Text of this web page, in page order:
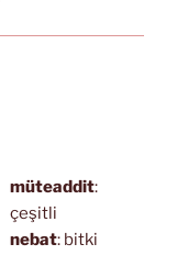
müteaddit:
çeşitli
nebat: bitki